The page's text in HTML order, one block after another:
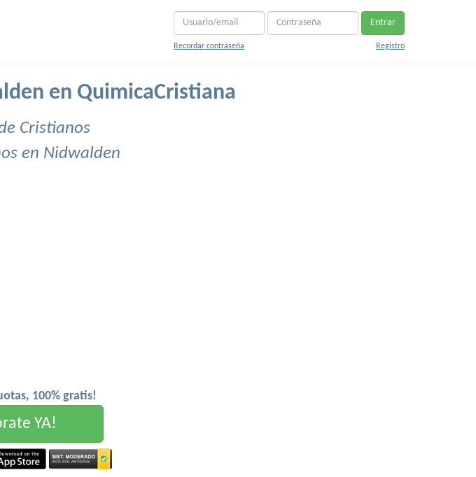
Entrar
Recordar contraseña Registro
en QuimicaCristiana
Cristianos
en Nidwalden
100% gratis!
YA!